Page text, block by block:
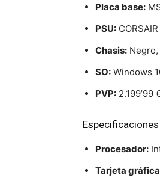
Placa base:
PSU:
Chasis:
SO: Windows
PVP: 2.199’99
Especificaciones
Procesador:
Tarjeta